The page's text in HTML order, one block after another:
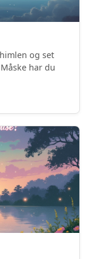
og set
har du